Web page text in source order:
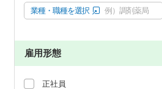
業種・職種を選択 例）調剤薬局
雇用形態
正社員